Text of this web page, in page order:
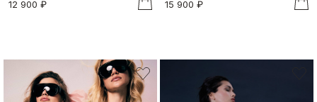
12 900 ₽ 15 900 ₽